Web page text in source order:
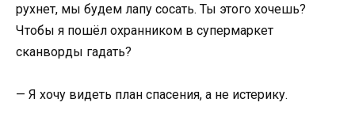
рухнет, мы будем лапу сосать. Ты этого хочешь?
Чтобы я пошёл охранником в супермаркет
сканворды гадать?
— Я хочу видеть план спасения, а не истерику.